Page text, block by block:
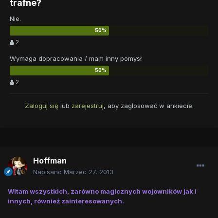
trafne?
Nie.
2
Wymaga dopracowania / mam inny pomysł
2
Zaloguj się lub zarejestruj, aby zagłosować w ankiecie.
Hoffman
Napisano Marzec 27, 2013
Witam wszystkich, zarówno magicznych wojowników jak i
innych, również zainteresowanych.